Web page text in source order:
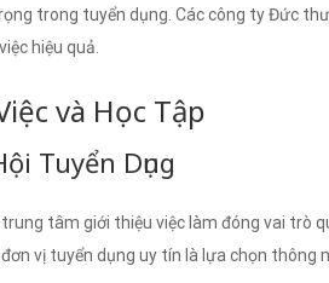
trong tuyển dụng. Các công ty Đức
hiệu quả.
và Học Tập
Tuyển Dụng
tâm giới thiệu việc làm đóng vai trò
vị tuyển dụng uy tín là lựa chọn thông